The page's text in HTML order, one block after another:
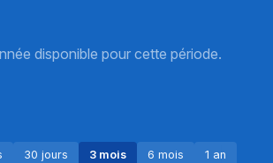
disponible pour cette période.
30 jours 3 mois 6 mois 1 an